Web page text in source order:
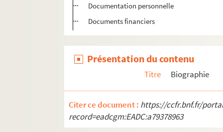
Documentation personnelle
Documents financiers
Présentation du contenu
Titre Biographie
Citer ce document : https://ccfr.bnf.fr/
record=eadcgm:EADC:a79378963